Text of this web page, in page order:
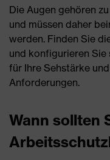
Die Augen gehören
und müssen daher
werden. Finden Sie
und konfigurieren
für Ihre Sehstärke
Anforderungen.
Wann sollten